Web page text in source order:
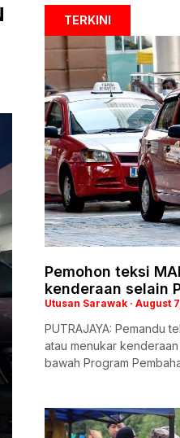
TERKINI
Pemohon teksi
kenderaan selain
Utusan Sarawak August
PUTRAJAYA: Pemandu
atau menukar
bawah Program